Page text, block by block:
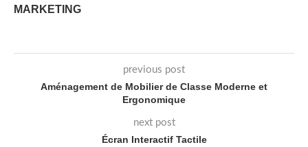
MARKETING
previous post
Aménagement de Mobilier de Classe Moderne et
Ergonomique
next post
Écran Interactif Tactile